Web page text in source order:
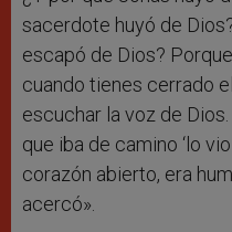
sacerdote huyó de
escapó de Dios?
cuando tienes cerrado
escuchar la voz de
que iba de camino ‘lo
corazón abierto, era
acercó».